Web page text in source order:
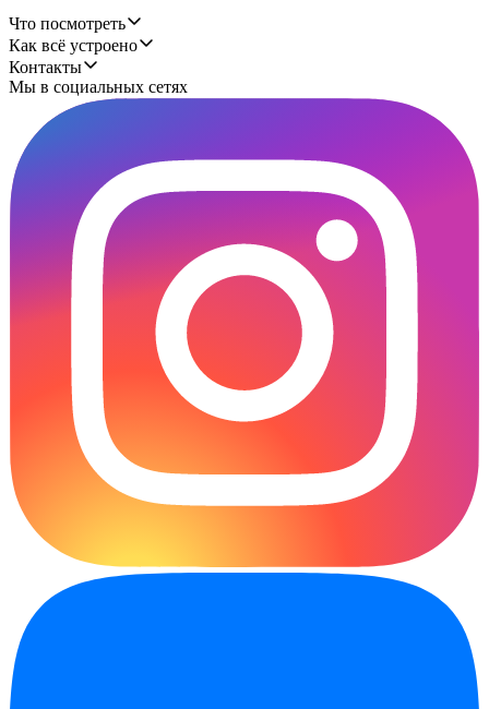
Что посмотреть
Как всё устроено
Контакты
Мы в социальных сетях